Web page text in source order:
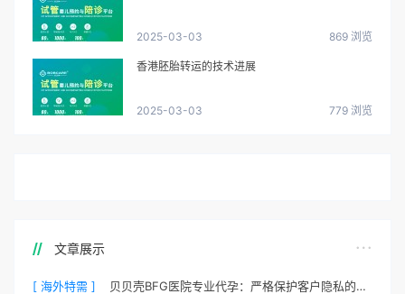
2025-03-03 869 浏览
香港胚胎转运的技术进展
2025-03-03 779 浏览
文章展示
[ 海外特需 ] 贝贝壳BFG医院专业代孕：严格保护客户隐私的安心之选